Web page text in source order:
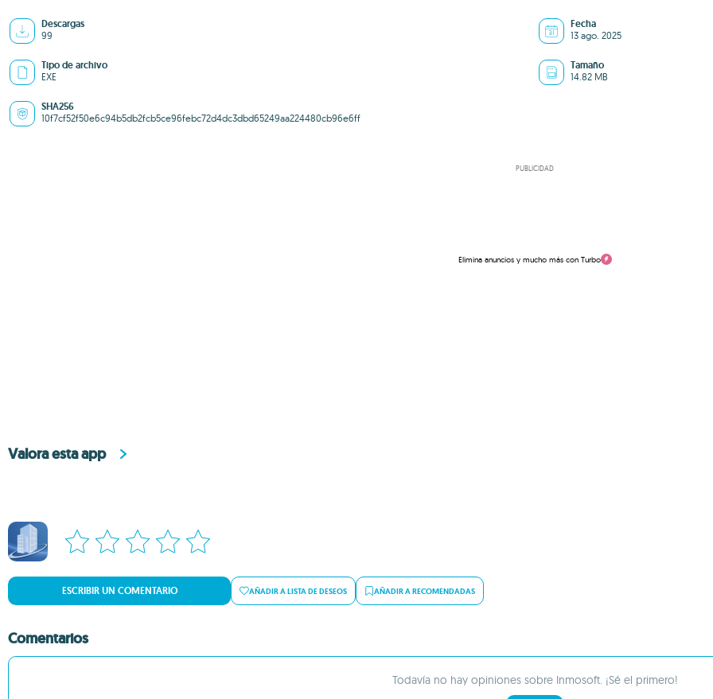
Descargas
99
Fecha
13 ago. 2025
Tipo de archivo
EXE
Tamaño
14.82 MB
SHA256
10f7cf52f50e6c94b5db2fcb5ce96febc72d4dc3dbd65249aa224480cb96e6ff
PUBLICIDAD
Elimina anuncios y mucho más con Turbo
Valora esta app
ESCRIBIR UN COMENTARIO AÑADIR A LISTA DE DESEOS AÑADIR A RECOMENDADAS
Comentarios
Todavía no hay opiniones sobre Inmosoft. ¡Sé el primero!